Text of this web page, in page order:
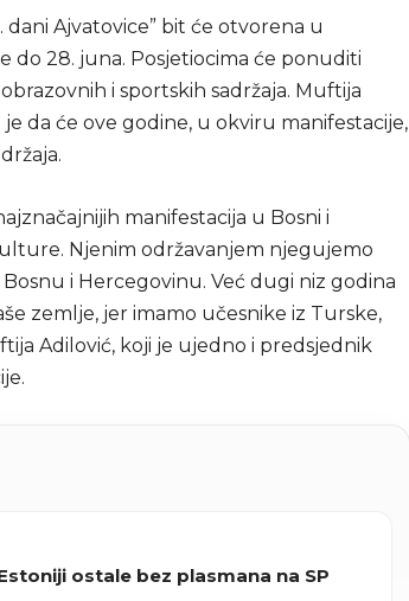
dani Ajvatovice” bit će otvorena u
do 28. juna. Posjetiocima će ponuditi
i sportskih sadržaja. Muftija
da će ove godine, u okviru manifestacije,
manifestacija u Bosni i
Njenim održavanjem njegujemo
i Hercegovinu. Već dugi niz godina
zemlje, jer imamo učesnike iz Turske,
Adilović, koji je ujedno i predsjednik
ostale bez plasmana na SP